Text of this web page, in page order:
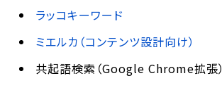
ラッコキーワード
ミエルカ（コンテンツ設計向け）
共起語検索（Google Chrome拡張）